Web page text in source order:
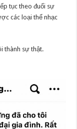
tục theo đuổi sự
các loại thể nhạc
thành sự thật.